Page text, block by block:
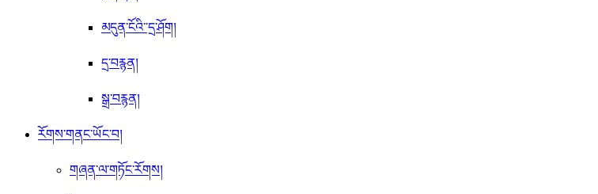
མདུན་ངོའི་་དྲ་ཤོག།
དྲ་བརྙན།
སྒྲ་བརྙན།
རོགས་གནང་ཡོང་བ།
གཞན་ལ་གཏོང་རོགས།